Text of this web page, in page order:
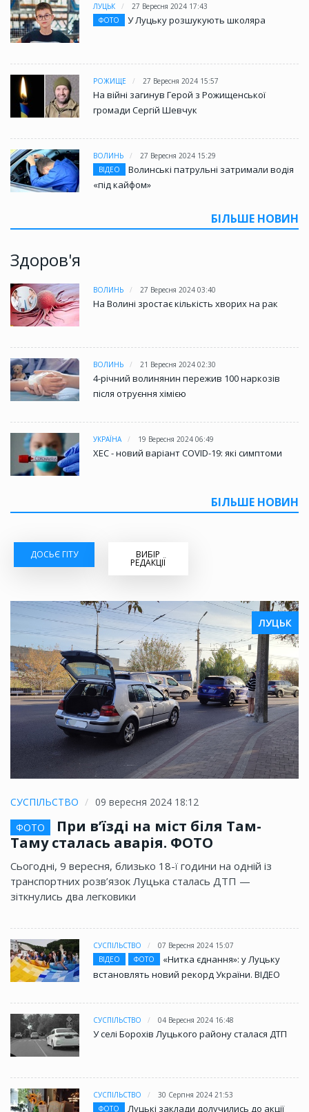
ЛУЦЬК
27 Вересня 2024 17:43
ФОТО
У Луцьку розшукують школяра
РОЖИЩЕ 27 Вересня 2024 15:57
На війні загинув Герой з Рожищенської
громади Сергій Шевчук
ВОЛИНЬ
27 Вересня 2024 15:29
ВІДЕО
Волинські патрульні затримали водія
«під кайфом»
БІЛЬШЕ НОВИН
Здоров'я
ВОЛИНЬ 27 Вересня 2024 03:40
На Волині зростає кількість хворих на рак
ВОЛИНЬ 21 Вересня 2024 02:30
4-річний волинянин пережив 100 наркозів
після отруєння хімією
УКРАЇНА 19 Вересня 2024 06:49
XEC - новий варіант COVID-19: які симптоми
БІЛЬШЕ НОВИН
ДОСЬЄ ГІТУ ВИБІР
РЕДАКЦІЇ
ЛУЦЬК
СУСПІЛЬСТВО
09 вересня 2024 18:12
ФОТО
При в’їзді на міст біля Там-
Таму сталась аварія. ФОТО
Сьогодні, 9 вересня, близько 18-ї години на одній із
транспортних розв’язок Луцька сталась ДТП —
зіткнулись два легковики
СУСПІЛЬСТВО
07 Вересня 2024 15:07
ВІДЕО
ФОТО
«Нитка єднання»: у Луцьку
встановлять новий рекорд України. ВІДЕО
СУСПІЛЬСТВО 04 Вересня 2024 16:48
У селі Борохів Луцького району сталася ДТП
СУСПІЛЬСТВО
30 Серпня 2024 21:53
ФОТО
Луцькі заклади долучились до акції